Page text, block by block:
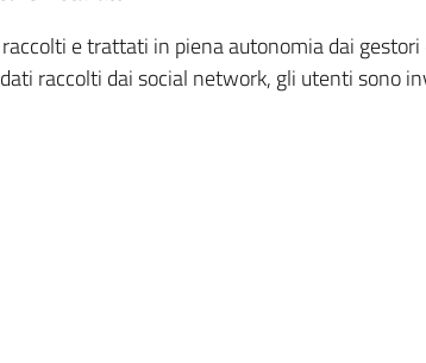
e trattati in piena autonomia dai
raccolti dai social network, gli utenti sono